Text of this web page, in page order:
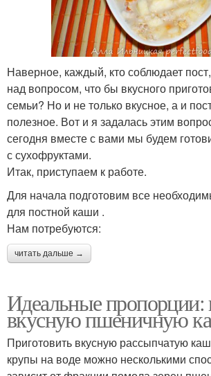
Наверное, каждый, кто соблюдает
над вопросом, что бы вкусного
семьи? Но и не только вкусное, а и
полезное. Вот и я задалась этим
сегодня вместе с вами мы будем
с сухофруктами.
Итак, приступаем к работе.
Для начала подготовим все
для постной каши .
Нам потребуются:
читать дальше →
Идеальные пропорции:
вкусную пшеничную
Приготовить вкусную рассыпчатую
крупы на воде можно несколькими